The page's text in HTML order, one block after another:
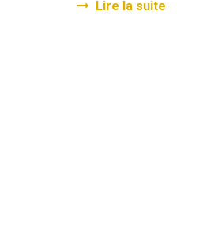
Lire la suite